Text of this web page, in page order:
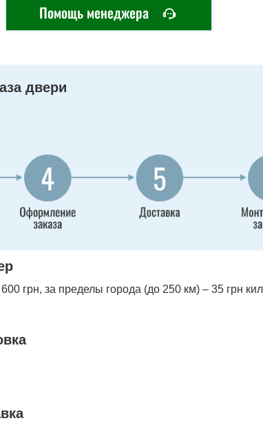
Помощь менеджера
двери
грн, за пределы города (до 250 км) – 35 грн